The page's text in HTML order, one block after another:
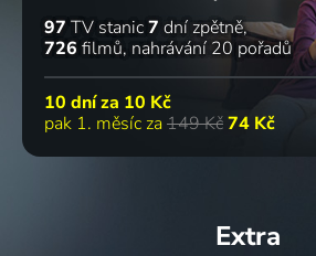
97 TV stanic7 dní zpětně
726 filmů nahrávání 20 pořadů
10 dní za 10 Kč
pak 1. měsíc za 149 Kč74 Kč
Extra